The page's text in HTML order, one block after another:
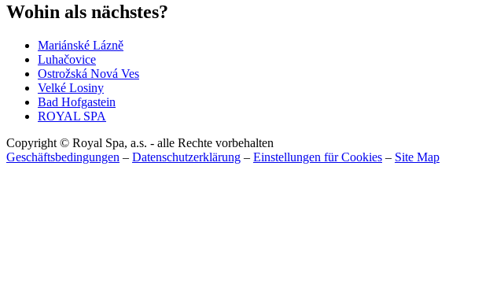
Wohin als nächstes?
Mariánské Lázně
Luhačovice
Ostrožská Nová Ves
Velké Losiny
Bad Hofgastein
ROYAL SPA
Copyright © Royal Spa, a.s. - alle Rechte vorbehalten
Geschäftsbedingungen – Datenschutzerklärung – Einstellungen für Cookies – Site Map